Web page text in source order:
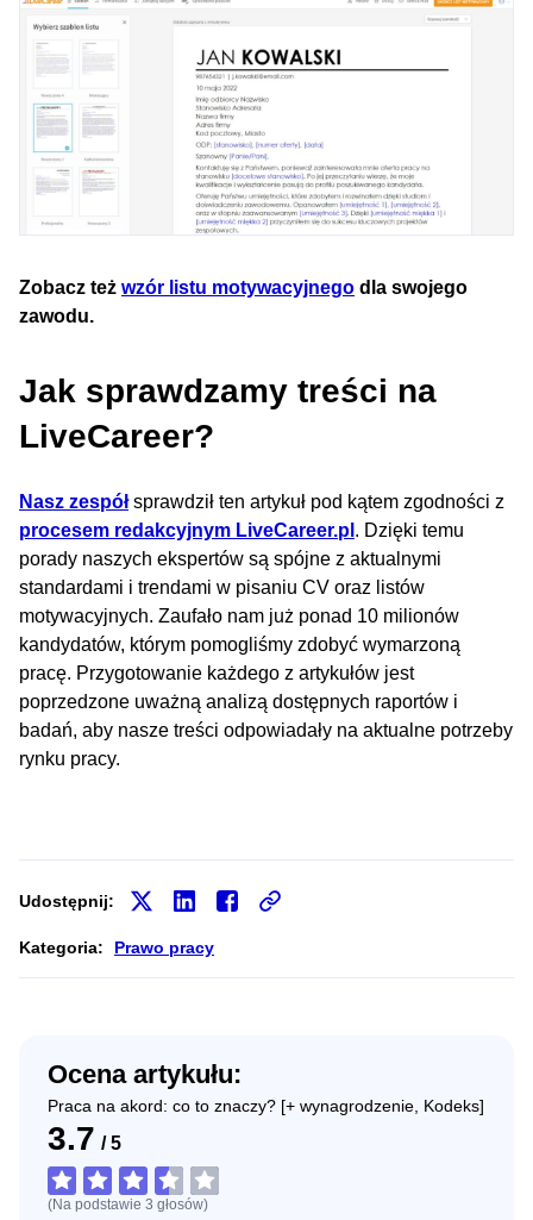
Zobacz też wzór listu motywacyjnego dla swojego
zawodu.
Jak sprawdzamy treści na
LiveCareer?
Nasz zespółsprawdził ten artykuł pod kątem zgodności z
procesem redakcyjnym LiveCareer.pl . Dzięki temu
porady naszych ekspertów są spójne z aktualnymi
standardami i trendami w pisaniu CV oraz listów
motywacyjnych. Zaufało nam już ponad 10 milionów
kandydatów, którym pomogliśmy zdobyć wymarzoną
pracę. Przygotowanie każdego z artykułów jest
poprzedzone uważną analizą dostępnych raportów i
badań, aby nasze treści odpowiadały na aktualne potrzeby
rynku pracy.
Udostępnij:
Kategoria: Prawo pracy
Ocena artykułu:
Praca na akord: co to znaczy? [+ wynagrodzenie, Kodeks]
3.7 / 5
(Na podstawie 3 głosów)